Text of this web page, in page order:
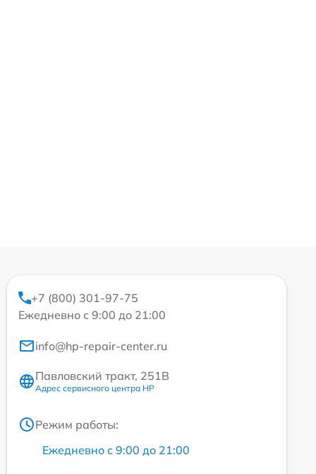
+7 (800) 301-97-75
Ежедневно с 9:00 до 21:00
info@hp-repair-center.ru
Павловский тракт, 251В
Адрес сервисного центра HP
Режим работы:
Ежедневно с 9:00 до 21:00